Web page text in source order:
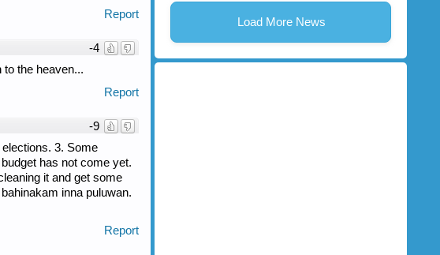
Report
-4
the heaven...
Report
-9
3. Some
has not come yet.
it and get some
inna puluwan.
Report
Load More News